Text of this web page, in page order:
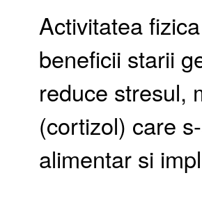
Activitatea
beneficii starii
reduce stresul,
(cortizol) care
alimentar si